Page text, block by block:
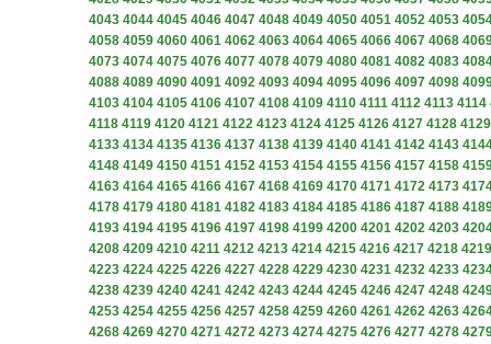
4043 4044 4045 4046 4047 4048 4049 4050 4051 4052 4053
4058 4059 4060 4061 4062 4063 4064 4065 4066 4067 4068
4073 4074 4075 4076 4077 4078 4079 4080 4081 4082 4083
4088 4089 4090 4091 4092 4093 4094 4095 4096 4097 4098
4103 4104 4105 4106 4107 4108 4109 4110 4111 4112 4113 4114
4118 4119 4120 4121 4122 4123 4124 4125 4126 4127 4128 4129
4133 4134 4135 4136 4137 4138 4139 4140 4141 4142 4143
4148 4149 4150 4151 4152 4153 4154 4155 4156 4157 4158
4163 4164 4165 4166 4167 4168 4169 4170 4171 4172 4173
4178 4179 4180 4181 4182 4183 4184 4185 4186 4187 4188
4193 4194 4195 4196 4197 4198 4199 4200 4201 4202 4203
4208 4209 4210 4211 4212 4213 4214 4215 4216 4217 4218 4219
4223 4224 4225 4226 4227 4228 4229 4230 4231 4232 4233
4238 4239 4240 4241 4242 4243 4244 4245 4246 4247 4248
4253 4254 4255 4256 4257 4258 4259 4260 4261 4262 4263
4268 4269 4270 4271 4272 4273 4274 4275 4276 4277 4278